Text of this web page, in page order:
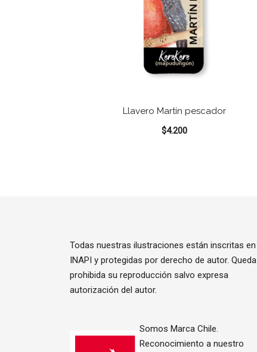
Llavero Martín pescador
$4.200
Todas nuestras ilustraciones están inscritas en
INAPI y protegidas por derecho de autor. Queda
prohibida su reproducción salvo expresa
autorización del autor.
Somos Marca Chile.
Reconocimiento a nuestro